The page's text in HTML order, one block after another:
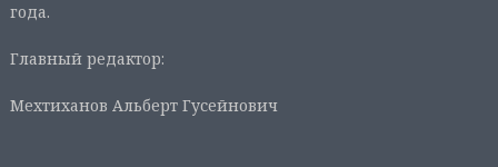
года.
Главный редактор:
Мехтиханов Альберт Гусейнович